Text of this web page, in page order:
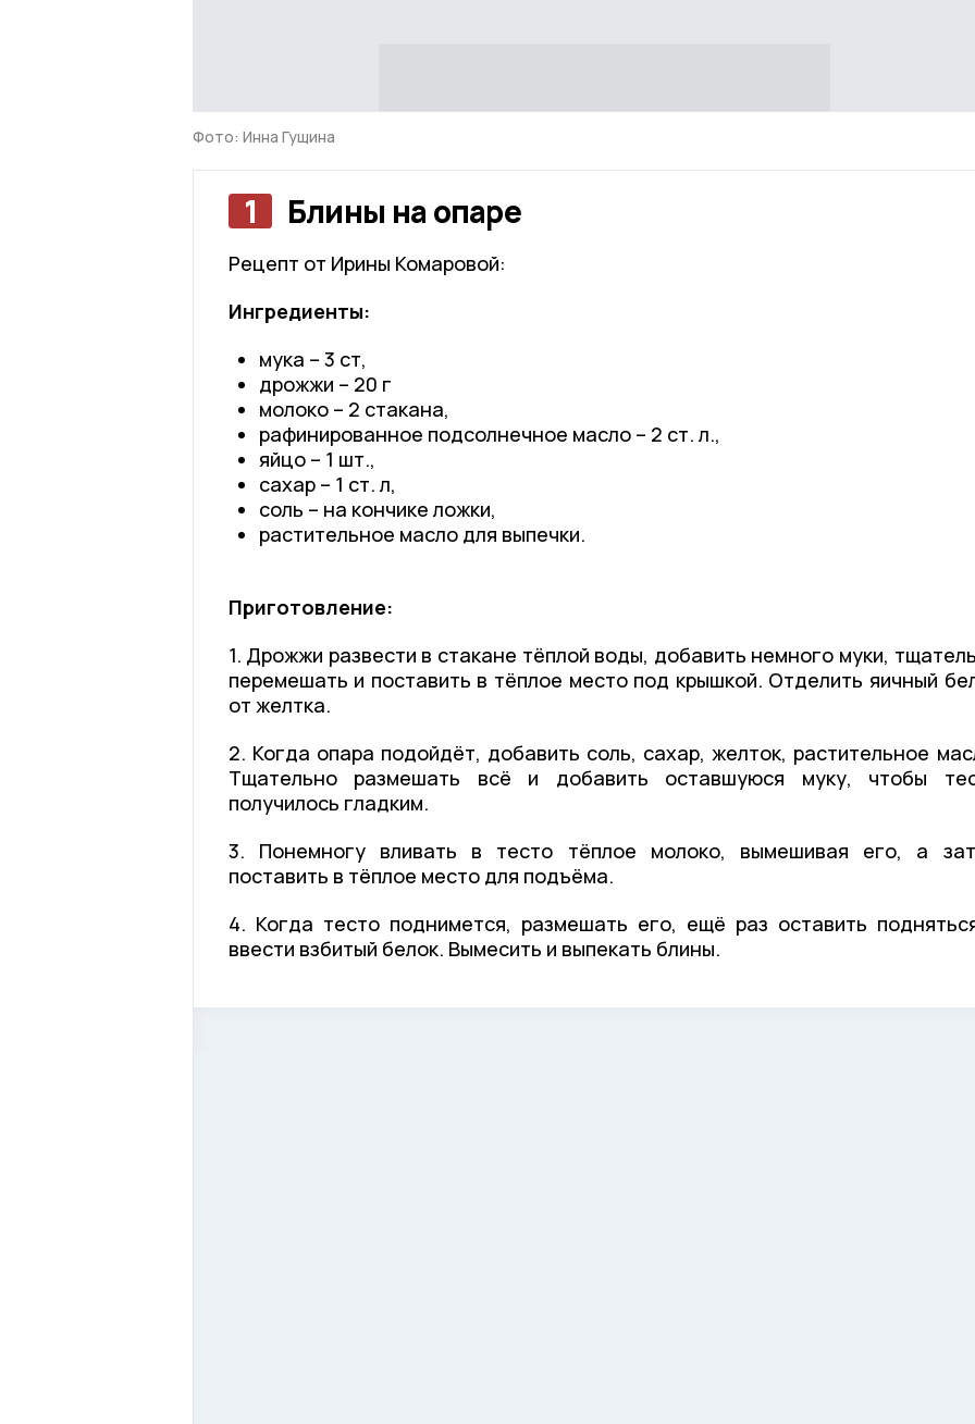
Фото: Инна Гущина
1 Блины на опаре
Рецепт от Ирины Комаровой:
Ингредиенты:
мука – 3 ст,
дрожжи – 20 г
молоко – 2 стакана,
рафинированное подсолнечное масло – 2 ст. л.,
яйцо – 1 шт.,
сахар – 1 ст. л,
соль – на кончике ложки,
растительное масло для выпечки.
Приготовление:
1. Дрожжи развести в стакане тёплой воды, добавить немного муки,
перемешать и поставить в тёплое место под крышкой. Отделить яичный
от желтка.
2. Когда опара подойдёт, добавить соль, сахар, желток, растительное
Тщательно размешать всё и добавить оставшуюся муку, чтобы
получилось гладким.
3. Понемногу вливать в тесто тёплое молоко, вымешивая его, а
поставить в тёплое место для подъёма.
4. Когда тесто поднимется, размешать его, ещё раз оставить
ввести взбитый белок. Вымесить и выпекать блины.